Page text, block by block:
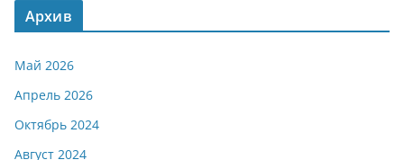
Архив
Май 2026
Апрель 2026
Октябрь 2024
Август 2024